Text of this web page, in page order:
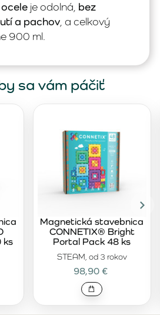
je odolná, bez
a pachov , a celkový
900 ml.
sa vám páčiť
ks
STEAM, od 3 rokov
Magnetická stavebnica
CONNETIX® Bright
Portal Pack 48 ks
98,90 €